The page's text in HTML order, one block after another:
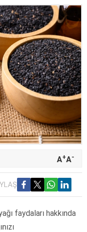
A+A-
faydaları hakkında